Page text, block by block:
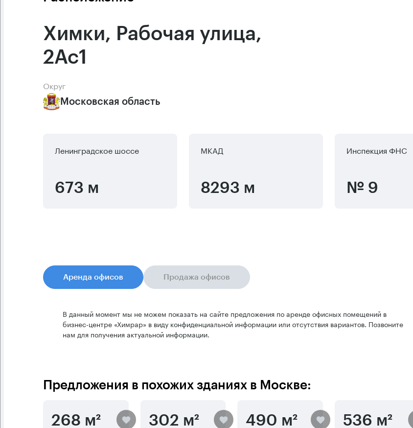
Химки, Рабочая улица,
2Ас1
Округ
Московская область
Ленинградское шоссе
673 м
МКАД
8293 м
Инспекция ФНС
№ 9
Аренда офисов Продажа офисов
В данный момент мы не можем показать на сайте предложения по аренде офисных помещений в
бизнес-центре «Химрар» в виду конфиденциальной информации или отсутствия вариантов. Позвоните
нам для получения актуальной информации.
Предложения в похожих зданиях в Москве:
268 м² 302 м² 490 м² 536 м²